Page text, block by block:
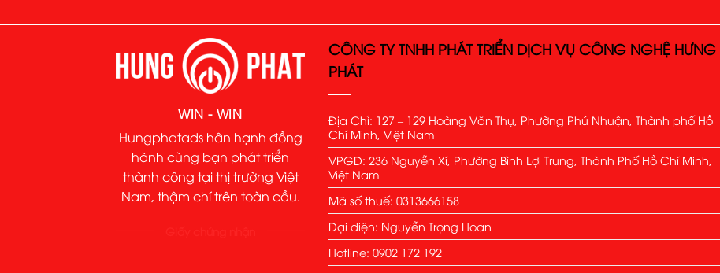
WIN - WIN
Hungphatads hân hạnh đồng
hành cùng bạn phát triển
thành công tại thị trường Việt
Nam, thậm chí trên toàn cầu.
CÔNG TY TNHH PHÁT TRIỂN DỊCH VỤ CÔNG NGHỆ HƯNG
PHÁT
Địa Chỉ: 127 – 129 Hoàng Văn Thụ, Phường Phú Nhuận, Thành phố Hồ
Chí Minh, Việt Nam
VPGD: 236 Nguyễn Xí, Phường Bình Lợi Trung, Thành Phố Hồ Chí Minh,
Việt Nam
Mã số thuế: 0313666158
Đại diện: Nguyễn Trọng Hoan
Hotline: 0902 172 192